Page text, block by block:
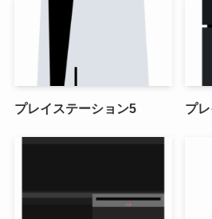
プレイステーション5 プ